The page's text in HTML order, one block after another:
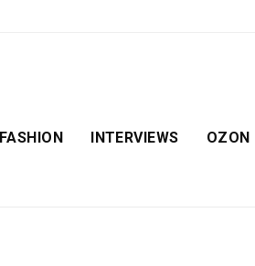
FASHION INTERVIEWS OZON